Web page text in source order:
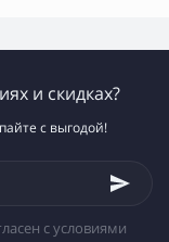
и скидках?
с выгодой!
с условиями